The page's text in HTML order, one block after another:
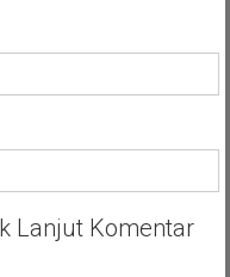
Lanjut Komentar